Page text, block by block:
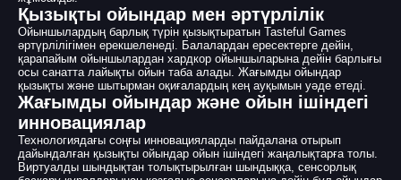
Қызықты ойындар мен әртүрлілік
Ойыншылардың барлық түрін қызықтыратын Tasteful Games
әртүрлілігімен ерекшеленеді. Балалардан ересектерге дейін,
қарапайым ойыншылардан хардкор ойыншыларына дейін барлығы
осы санатта лайықты ойын таба алады. Жағымды ойындар
қызықты және шытырман оқиғалардың кең ауқымын уәде етеді.
Жағымды ойындар және ойын ішіндегі
инновациялар
Технологиядағы соңғы инновацияларды пайдалана отырып
дайындалған қызықты ойындар ойын ішіндегі жаңалықтарға толы.
Виртуалды шындықтан толықтырылған шындыққа, сенсорлық